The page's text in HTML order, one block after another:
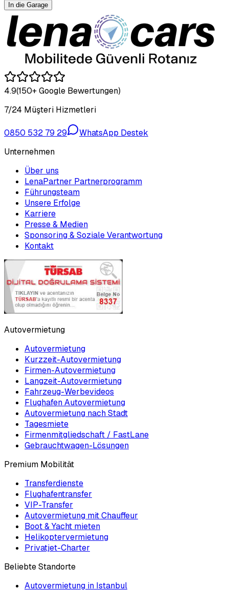
In die Garage
4.9(150+ Google Bewertungen)
7/24 Müşteri Hizmetleri
0850 532 79 29
WhatsApp Destek
Unternehmen
Über uns
LenaPartner Partnerprogramm
Führungsteam
Unsere Erfolge
Karriere
Presse & Medien
Sponsoring & Soziale Verantwortung
Kontakt
Autovermietung
Autovermietung
Kurzzeit-Autovermietung
Firmen-Autovermietung
Langzeit-Autovermietung
Fahrzeug-Werbevideos
Flughafen Autovermietung
Autovermietung nach Stadt
Tagesmiete
Firmenmitgliedschaft / FastLane
Gebrauchtwagen-Lösungen
Premium Mobilität
Transferdienste
Flughafentransfer
VIP-Transfer
Autovermietung mit Chauffeur
Boot & Yacht mieten
Helikoptervermietung
Privatjet-Charter
Beliebte Standorte
Autovermietung in Istanbul